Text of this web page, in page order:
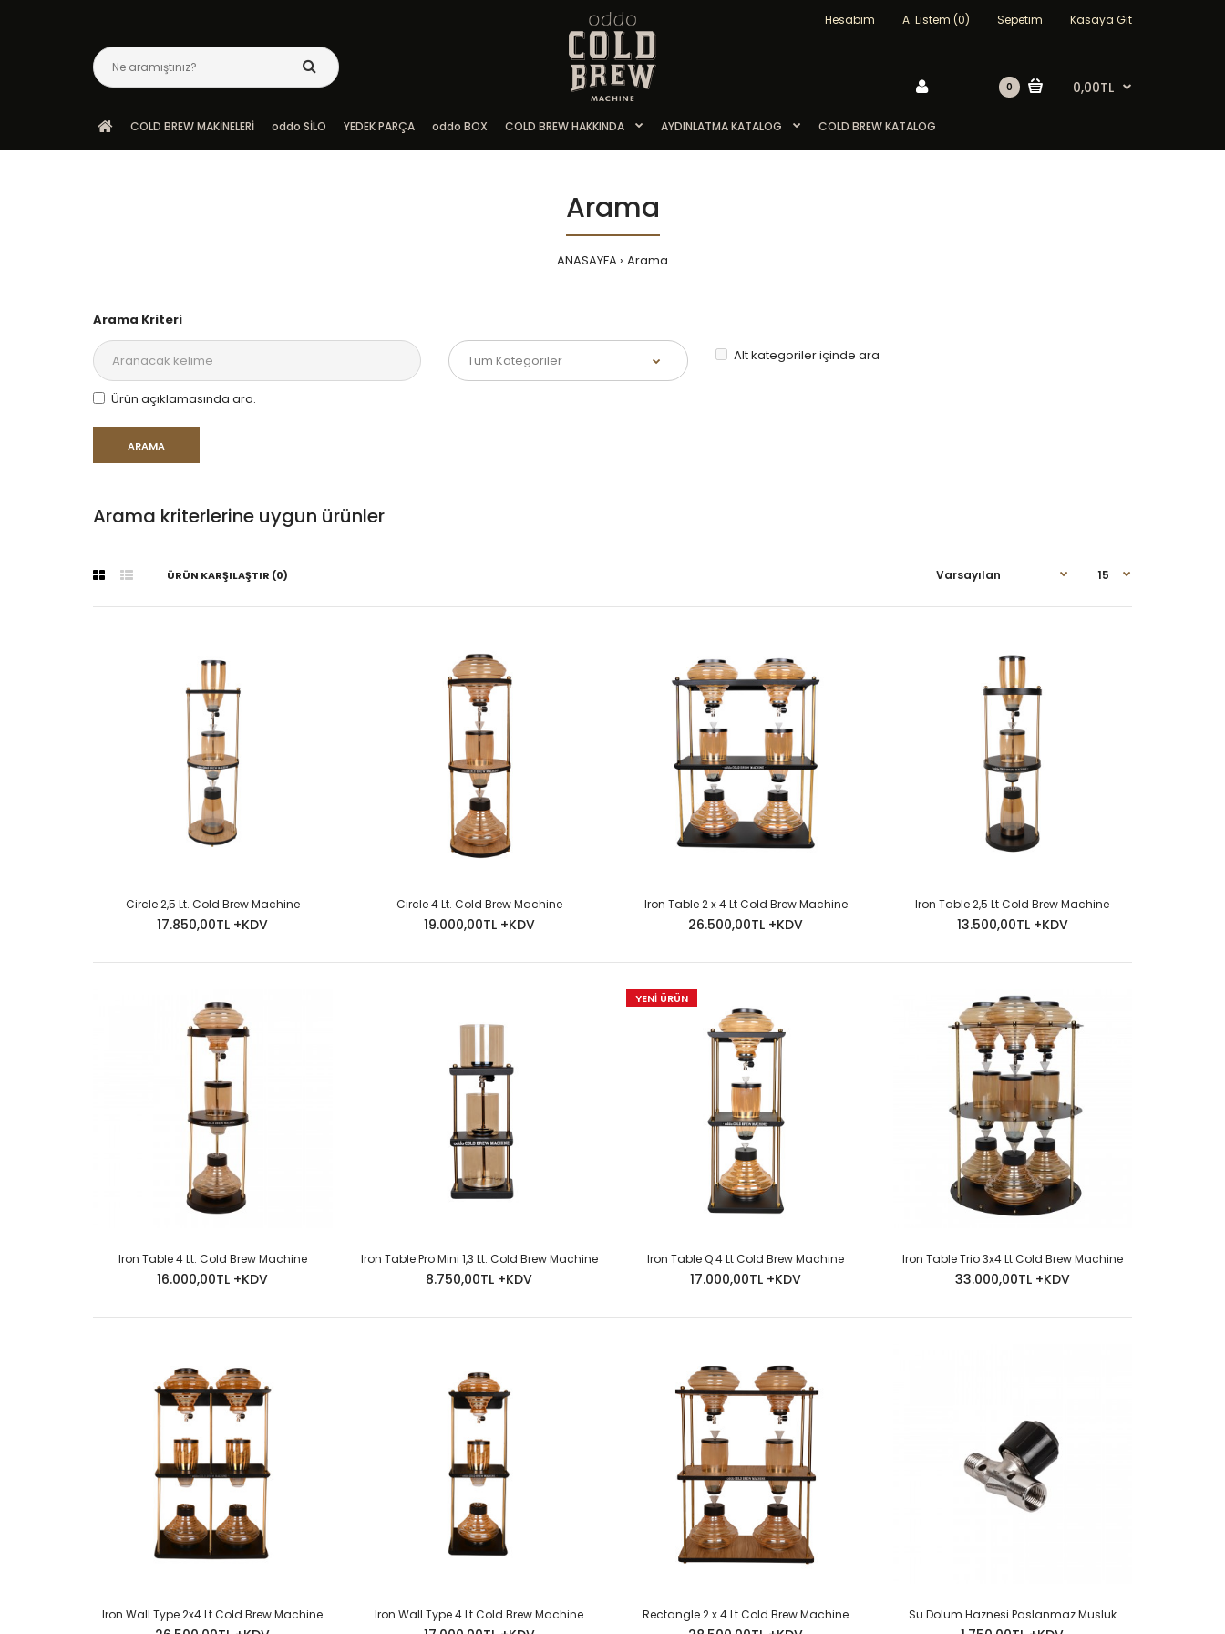
Hesabım A. Listem (0) Sepetim Kasaya Git
0 0,00TL
COLD BREW MAKİNELERİ oddo SİLO YEDEK PARÇA oddo BOX COLD BREW HAKKINDA AYDINLATMA KATALOG COLD BREW KATALOG
Arama
ANASAYFA Arama
Arama Kriteri
Alt kategoriler içinde ara
Ürün açıklamasında ara.
Arama kriterlerine uygun ürünler
ÜRÜN KARŞILAŞTIR (0)
Circle 2,5 Lt. Cold Brew Machine
17.850,00TL
Ürün De Monte Olarak Gönderilir.Bütün Bağlantı Aparatları Paket İçinde
Mevcuttur.FİYAT SORUNUZ..
19.000,00TL
Ürün De Monte Olarak Gönderilir. Bütün Bağlantı Aparatları Paket İçinde
Mevcuttur.FİYAT SORUNUZ..
26.500,00TL
Ürün De Monte Olarak Gönderilir.Bütün Bağlantı Aparatları Paket İçinde
13.500,00TL
Ürün De Monte Olarak Gönderilir.Bütün Bağlantı Aparatları Paket İçinde
Circle 2,5 Lt. Cold Brew Machine
17.850,00TL +KDV
Circle 4 Lt. Cold Brew Machine
19.000,00TL +KDV
Iron Table 2 x 4 Lt Cold Brew Machine
26.500,00TL +KDV
Iron Table 2,5 Lt Cold Brew Machine
13.500,00TL +KDV
Iron Table 4 Lt. Cold Brew Machine
16.000,00TL +KDV
Iron Table Pro Mini 1,3 Lt. Cold Brew Machine
8.750,00TL +KDV
YENİ ÜRÜN
Iron Table Q 4 Lt Cold Brew Machine
17.000,00TL +KDV
Iron Table Trio 3x4 Lt Cold Brew Machine
33.000,00TL +KDV
Iron Wall Type 2x4 Lt Cold Brew Machine Iron Wall Type 4 Lt Cold Brew Machine Rectangle 2 x 4 Lt Cold Brew Machine Su Dolum Haznesi Paslanmaz Musluk